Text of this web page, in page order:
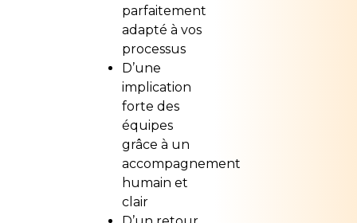
parfaitement
adapté à vos
processus
D’une
implication
forte des
équipes
grâce à un
accompagnement
humain et
clair